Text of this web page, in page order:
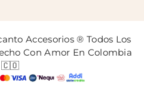
Accesorios ® Todos Los
Con Amor En Colombia
🇨🇴